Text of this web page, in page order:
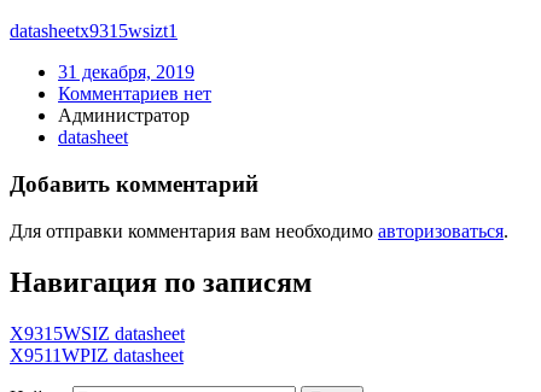
datasheetx9315wsizt1
31 декабря, 2019
Комментариев нет
Администратор
datasheet
Добавить комментарий
Для отправки комментария вам необходимо авторизоваться.
Навигация по записям
X9315WSIZ datasheet
X9511WPIZ datasheet